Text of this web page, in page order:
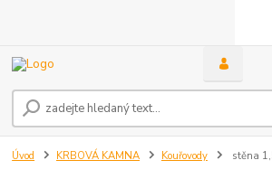
Úvod KRBOVÁ KAMNA Kouřovody stěna